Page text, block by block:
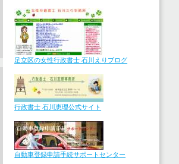
足立区の女性行政書士 石川えりブログ
行政書士 石川恵理公式サイト
自動車登録申請手続サポートセンター